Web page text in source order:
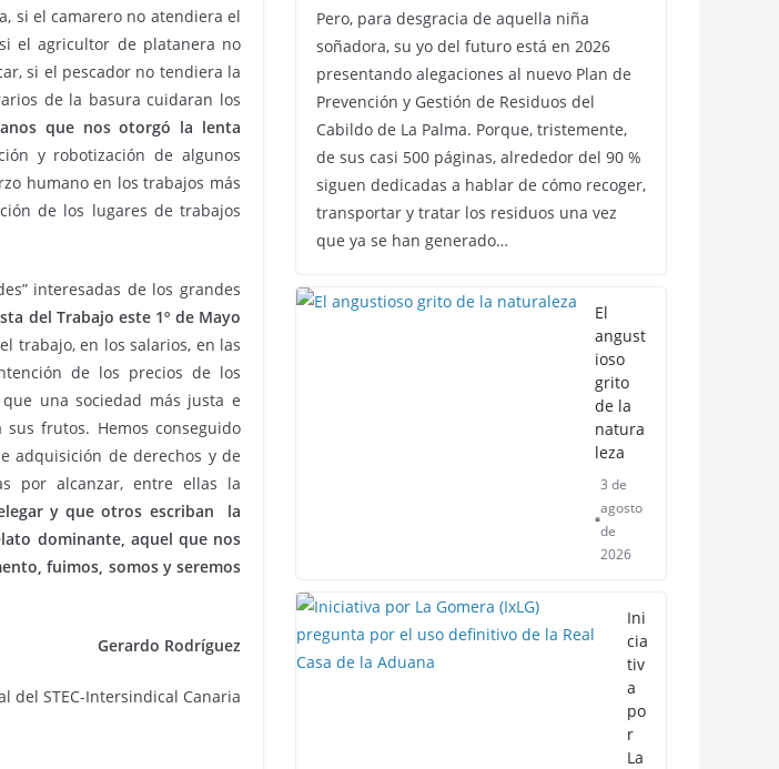
si el camarero no atendiera el
el agricultor de platanera no
si el pescador no tendiera la
de la basura cuidaran los
que nos otorgó la lenta
y robotización de algunos
humano en los trabajos más
de los lugares de trabajos
interesadas de los grandes
del Trabajo este 1º de Mayo
trabajo, en los salarios, en las
de los precios de los
una sociedad más justa e
frutos. Hemos conseguido
adquisición de derechos y de
por alcanzar, entre ellas la
y que otros escriban la
dominante, aquel que nos
fuimos, somos y seremos
Gerardo Rodríguez
del STEC-Intersindical Canaria
Pero, para desgracia de aquella niña
soñadora, su yo del futuro está en 2026
presentando alegaciones al nuevo Plan de
Prevención y Gestión de Residuos del
Cabildo de La Palma. Porque, tristemente,
de sus casi 500 páginas, alrededor del 90 %
siguen dedicadas a hablar de cómo recoger,
transportar y tratar los residuos una vez
que ya se han generado…
El
angust
ioso
grito
de la
natura
leza
3 de
agosto
de
2026
Ini
cia
tiv
a
po
r
La